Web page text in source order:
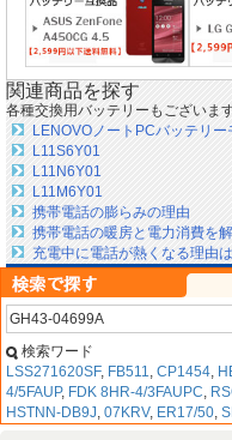
関連商品を探す
各種交換用バッテリーもございます
LENOVOノートPCバッテリー
L11S6Y01
L11N6Y01
L11M6Y01
携帯電話の膨らみの理由
携帯電話の暖房と電力消費を
充電中に電話が熱くなる理由
検索ワード
LSS271620SF, FB511, CP1454,
4/5FAUP, FDK 8HR-4/3FAUPC,
HSTNN-DB9J, 07KRV, ER17/50,